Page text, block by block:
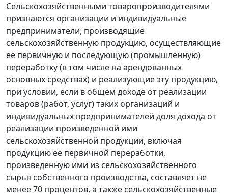
Сельскохозяйственными товаропроизводителями
признаются организации и индивидуальные
предприниматели, производящие
сельскохозяйственную продукцию, осуществляющие
ее первичную и последующую (промышленную)
переработку (в том числе на арендованных
основных средствах) и реализующие эту продукцию,
при условии, если в общем доходе от реализации
товаров (работ, услуг) таких организаций и
индивидуальных предпринимателей доля дохода от
реализации произведенной ими
сельскохозяйственной продукции, включая
продукцию ее первичной переработки,
произведенную ими из сельскохозяйственного
сырья собственного производства, составляет не
менее 70 процентов, а также сельскохозяйственные